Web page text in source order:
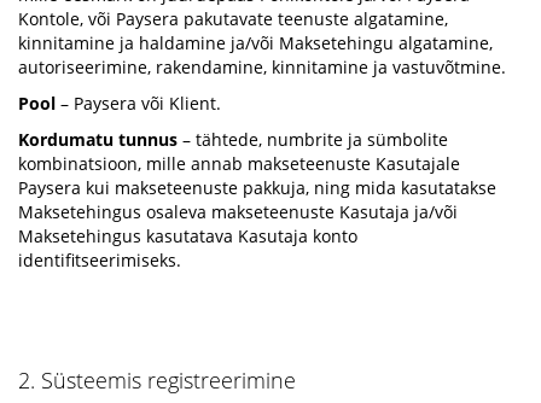
Kontole, või Paysera pakutavate teenuste algatamine,
kinnitamine ja haldamine ja/või Maksetehingu algatamine,
autoriseerimine, rakendamine, kinnitamine ja vastuvõtmine.
Pool – Paysera või Klient.
Kordumatu tunnus – tähtede, numbrite ja sümbolite
kombinatsioon, mille annab makseteenuste Kasutajale
Paysera kui makseteenuste pakkuja, ning mida kasutatakse
Maksetehingus osaleva makseteenuste Kasutaja ja/või
Maksetehingus kasutatava Kasutaja konto
identifitseerimiseks.
2. Süsteemis registreerimine